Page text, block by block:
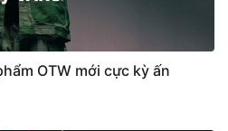
OTW mới cực kỳ ấn